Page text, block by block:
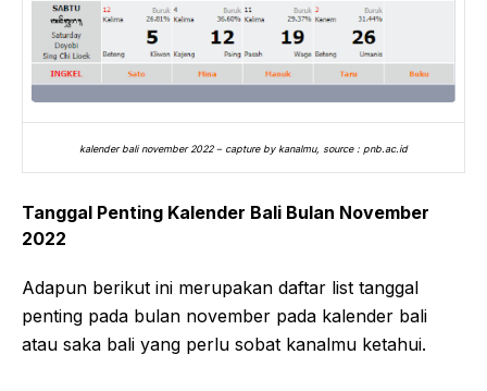
kalender bali november 2022 – capture by kanalmu, source : pnb.ac.id
Tanggal Penting Kalender Bali Bulan November
2022
Adapun berikut ini merupakan daftar list tanggal
penting pada bulan november pada kalender bali
atau saka bali yang perlu sobat kanalmu ketahui.